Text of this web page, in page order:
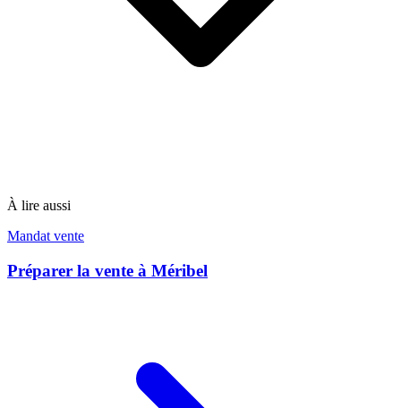
À lire aussi
Mandat vente
Préparer la vente à Méribel